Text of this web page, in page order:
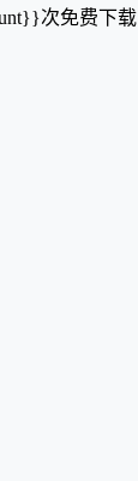
次免费下载